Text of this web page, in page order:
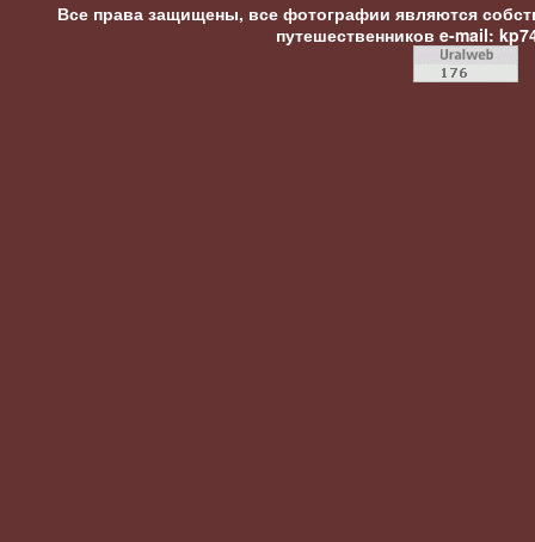
Все права защищены, все фотографии являются
путешественников e-mail: